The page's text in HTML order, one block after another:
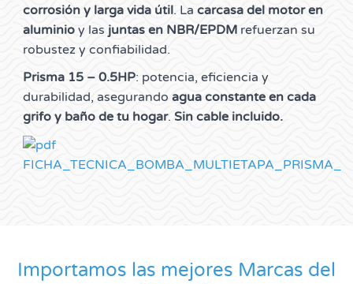
corrosión y larga vida útil. La carcasa del motor en
aluminio y las juntas en NBR/EPDM refuerzan su
robustez y confiabilidad.
Prisma 15 – 0.5HP: potencia, eficiencia y
durabilidad, asegurando agua constante en cada
grifo y baño de tu hogar. Sin cable incluido.
Importamos las mejores Marcas del